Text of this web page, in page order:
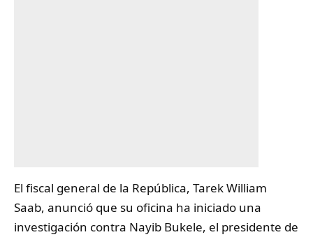
El fiscal general de la República, Tarek William
Saab, anunció que su oficina ha iniciado una
investigación contra Nayib Bukele, el presidente de